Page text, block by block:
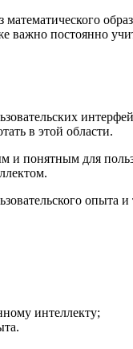
постоянно
в этой области.
и понятным для
интеллекту;